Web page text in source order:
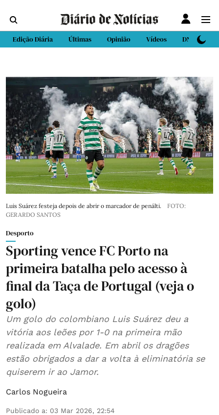
Edição Diária Últimas Opinião Vídeos DN Sport
Luis Suárez festeja depois de abrir o marcador de penálti.
FOTO:
GERARDO SANTOS
Desporto
Sporting vence FC Porto na
primeira batalha pelo acesso à
final da Taça de Portugal (veja o
golo)
Um golo do colombiano Luis Suárez deu a
vitória aos leões por 1-0 na primeira mão
realizada em Alvalade. Em abril os dragões
estão obrigados a dar a volta à eliminatória se
quiserem ir ao Jamor.
Carlos Nogueira
Publicado a: 03 Mar 2026, 22:54